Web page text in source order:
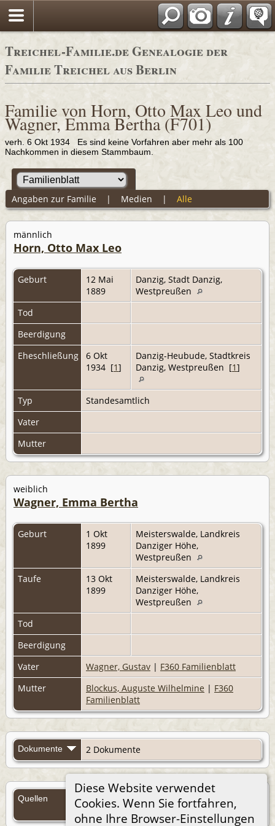
Adressbücher
Treichel-Familie.de Genealogie der
Familie Treichel aus Berlin
Diese Website verwendet
Cookies. Wenn Sie fortfahren,
ohne Ihre Browser-Einstellungen
Familie von Horn, Otto Max Leo und
Wagner, Emma Bertha (F701)
verh. 6 Okt 1934 Es sind keine Vorfahren aber mehr als 100
Nachkommen in diesem Stammbaum.
Angaben zur Familie | Medien | Alle
männlich
Horn, Otto Max Leo
Geburt
12 Mai
1889
Danzig, Stadt Danzig,
Westpreußen
Tod
Beerdigung
Eheschließung
6 Okt
1934 [1]
Danzig-Heubude, Stadtkreis
Danzig, Westpreußen [1]
Typ
Standesamtlich
Vater
Mutter
weiblich
Wagner, Emma Bertha
Geburt
1 Okt
1899
Meisterswalde, Landkreis
Danziger Höhe,
Westpreußen
Taufe
13 Okt
1899
Meisterswalde, Landkreis
Danziger Höhe,
Westpreußen
Tod
Beerdigung
Vater
Wagner, Gustav | F360 Familienblatt
Mutter
Blockus, Auguste Wilhelmine | F360
Familienblatt
Dokumente 2 Dokumente
Quellen
Quellen (Anmelden)